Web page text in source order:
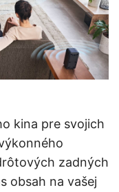
kina pre svojich
zadných
obsah na vašej